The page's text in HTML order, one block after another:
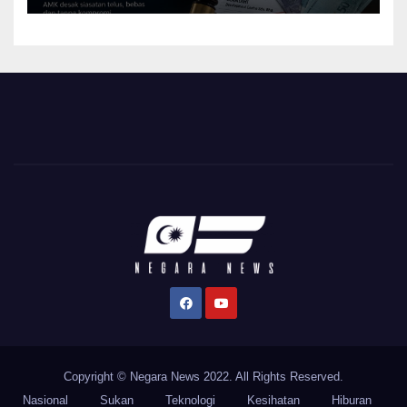
Copyright © Negara News 2022. All Rights Reserved.
Nasional
Sukan Teknologi Kesihatan Hiburan